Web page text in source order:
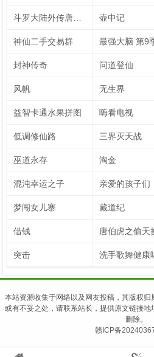
壶中记
神仙二手交易群 最强大脑 第9
封神传奇 问道登仙
风帆 无生界
益智卡通水果拼图 嗨看电视
低调修仙路 三界灭天战
巫道永存 淘金
混沌幸运之子 亲爱的孩子们
梦闯女儿寨 藏道纪
借钱 唐伯虎之偷天
突击 洗手歌舞健康
本站资源收集于网络以及网友投稿，其版权归
或有不妥之处，请联系站长，提供原文链接
删除。
赣ICP备